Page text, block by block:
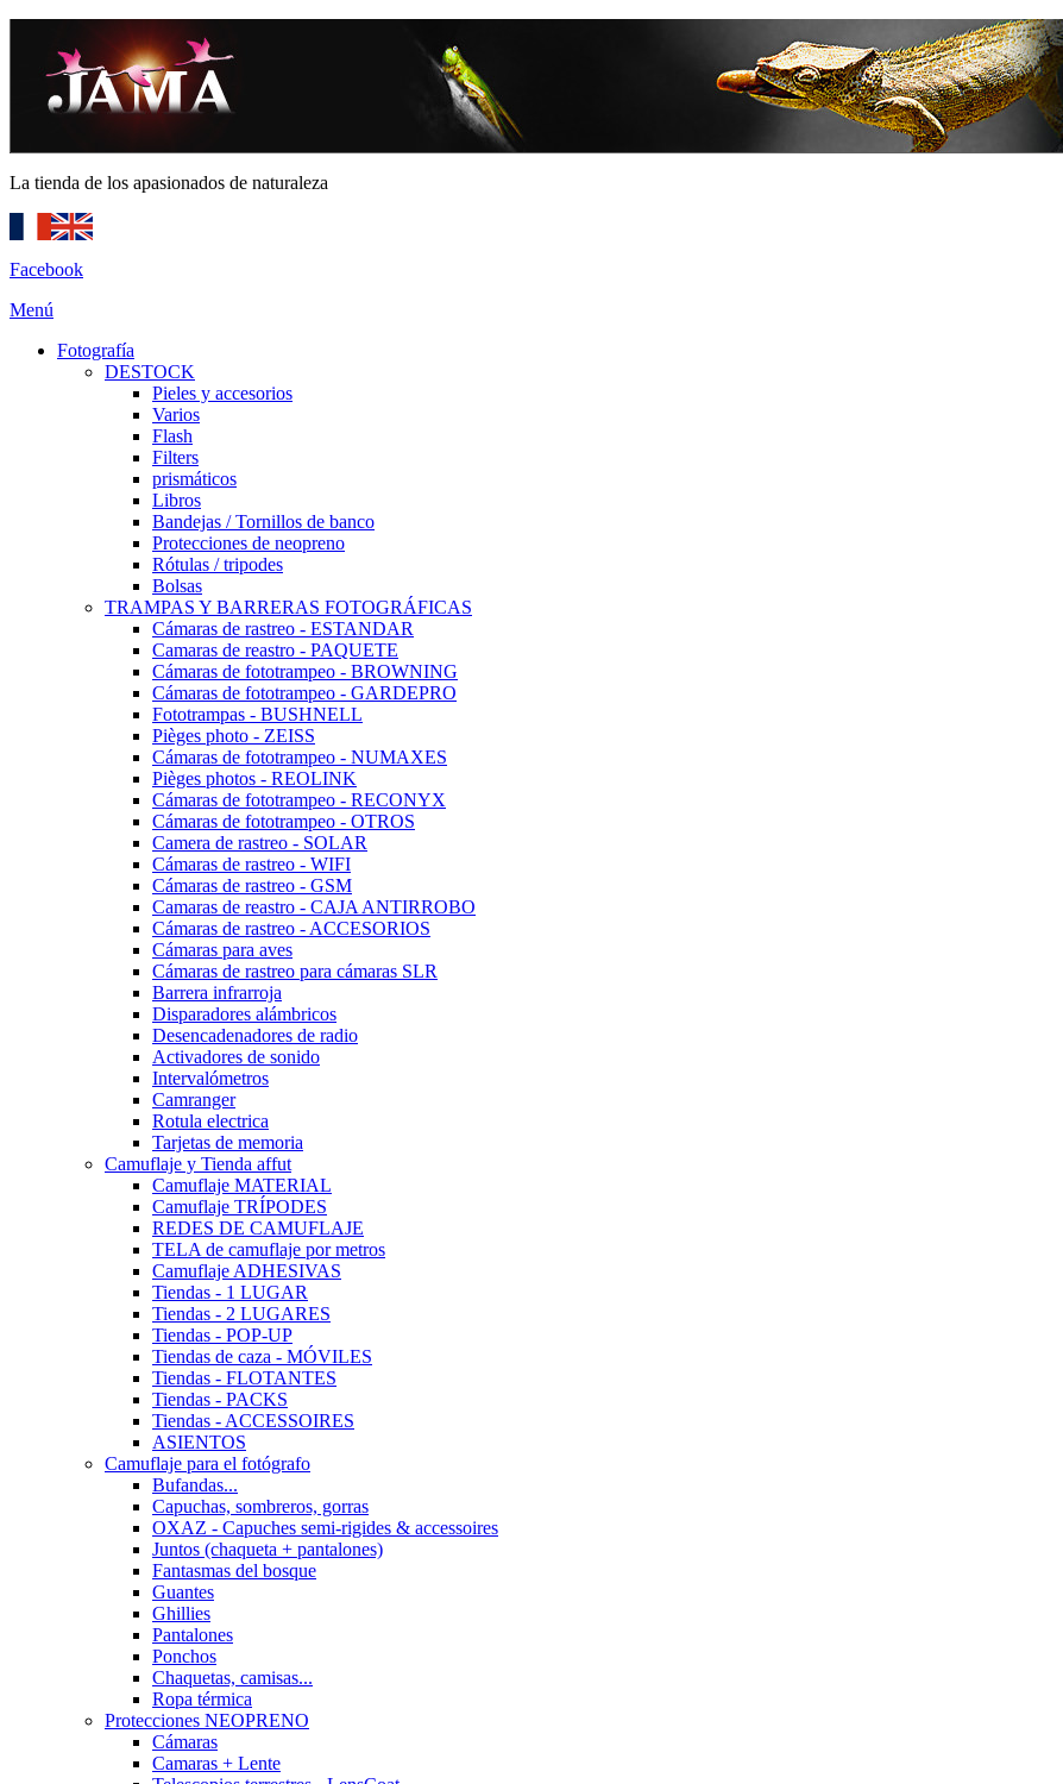
La tienda de los apasionados de naturaleza
Facebook
Menú
Fotografía
DESTOCK
Pieles y accesorios
Varios
Flash
Filters
prismáticos
Libros
Bandejas / Tornillos de banco
Protecciones de neopreno
Rótulas / tripodes
Bolsas
TRAMPAS Y BARRERAS FOTOGRÁFICAS
Cámaras de rastreo - ESTANDAR
Camaras de reastro - PAQUETE
Cámaras de fototrampeo - BROWNING
Cámaras de fototrampeo - GARDEPRO
Fototrampas - BUSHNELL
Pièges photo - ZEISS
Cámaras de fototrampeo - NUMAXES
Pièges photos - REOLINK
Cámaras de fototrampeo - RECONYX
Cámaras de fototrampeo - OTROS
Camera de rastreo - SOLAR
Cámaras de rastreo - WIFI
Cámaras de rastreo - GSM
Camaras de reastro - CAJA ANTIRROBO
Cámaras de rastreo - ACCESORIOS
Cámaras para aves
Cámaras de rastreo para cámaras SLR
Barrera infrarroja
Disparadores alámbricos
Desencadenadores de radio
Activadores de sonido
Intervalómetros
Camranger
Rotula electrica
Tarjetas de memoria
Camuflaje y Tienda affut
Camuflaje MATERIAL
Camuflaje TRÍPODES
REDES DE CAMUFLAJE
TELA de camuflaje por metros
Camuflaje ADHESIVAS
Tiendas - 1 LUGAR
Tiendas - 2 LUGARES
Tiendas - POP-UP
Tiendas de caza - MÓVILES
Tiendas - FLOTANTES
Tiendas - PACKS
Tiendas - ACCESSOIRES
ASIENTOS
Camuflaje para el fotógrafo
Bufandas...
Capuchas, sombreros, gorras
OXAZ - Capuches semi-rigides & accessoires
Juntos (chaqueta + pantalones)
Fantasmas del bosque
Guantes
Ghillies
Pantalones
Ponchos
Chaquetas, camisas...
Ropa térmica
Protecciones NEOPRENO
Cámaras
Camaras + Lente